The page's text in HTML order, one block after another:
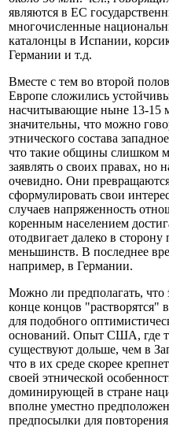
являются в ЕС
многочисленные
каталонцы в Испании,
Германии и т.д.
Вместе с тем во второй
Европе сложились
насчитывающие ныне 13-15
значительны, что можно
этнического состава
что такие общины слишком
заявлять о своих правах, но
очевидно. Они
сформулировать свои
случаев напряженность
коренным населением
отодвигает далеко в
меньшинств. В последнее
например, в Германии.
Можно ли предполагать,
конце концов "растворятся"
для подобного
оснований. Опыт США, где
существуют дольше, чем в
что в их среде скорее
своей этнической
доминирующей в стране
вполне уместно
предпосылки для